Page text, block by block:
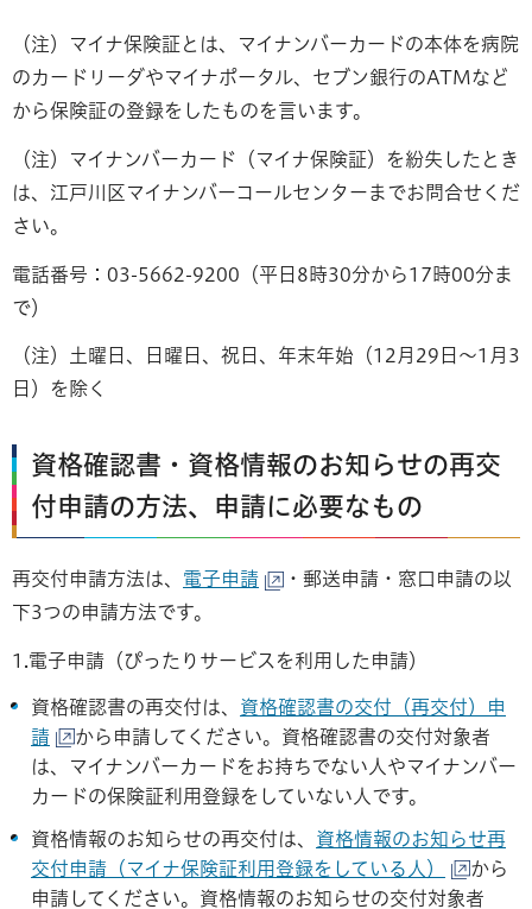
（注）マイナ保険証とは、マイナンバーカードの本体を病院
のカードリーダやマイナポータル、セブン銀行のATMなど
から保険証の登録をしたものを言います。
（注）マイナンバーカード（マイナ保険証）を紛失したとき
は、江戸川区マイナンバーコールセンターまでお問合せくだ
さい。
電話番号：03-5662-9200（平日8時30分から17時00分ま
で）
（注）土曜日、日曜日、祝日、年末年始（12月29日～1月3
日）を除く
資格確認書・資格情報のお知らせの再交
付申請の方法、申請に必要なもの
再交付申請方法は、 電子申請
・郵送申請・窓口申請の以
下3つの申請方法です。
1.電子申請（ぴったりサービスを利用した申請）
資格確認書の再交付は、 資格確認書の交付（再交付）申
請
から申請してください。資格確認書の交付対象者
は、マイナンバーカードをお持ちでない人やマイナンバー
カードの保険証利用登録をしていない人です。
資格情報のお知らせの再交付は、 資格情報のお知らせ再
交付申請（マイナ保険証利用登録をしている人）
から
申請してください。資格情報のお知らせの交付対象者